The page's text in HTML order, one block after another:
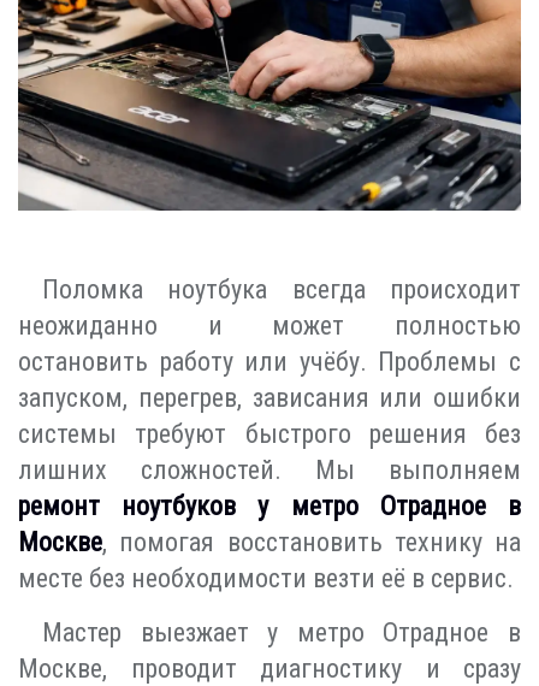
Поломка ноутбука всегда происходит
неожиданно и может полностью
остановить работу или учёбу. Проблемы с
запуском, перегрев, зависания или ошибки
системы требуют быстрого решения без
лишних сложностей. Мы выполняем
ремонт ноутбуков у метро Отрадное в
Москве, помогая восстановить технику на
месте без необходимости везти её в сервис.
Мастер выезжает у метро Отрадное в
Москве, проводит диагностику и сразу